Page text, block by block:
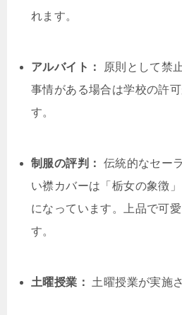
れます。
アルバイト：
原則として禁
事情がある場合は学校の許
す。
制服の評判：
伝統的なセー
い襟カバーは「栃女の象徴
になっています。上品で可
す。
土曜授業： 土曜授業が実施